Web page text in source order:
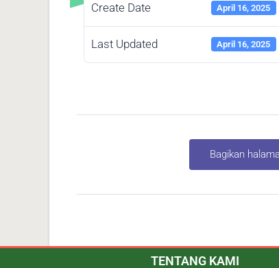
Create Date April 16, 2025
Last Updated April 16, 2025
Bagikan
TENTANG KAMI